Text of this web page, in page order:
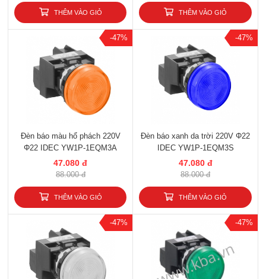
THÊM VÀO GIỎ THÊM VÀO GIỎ
-47%
Đèn báo màu hổ phách 220V
Φ22 IDEC YW1P-1EQM3A
47.080 đ
88.000 đ
THÊM VÀO GIỎ
-47%
Đèn báo xanh da trời 220V Φ22
IDEC YW1P-1EQM3S
47.080 đ
88.000 đ
THÊM VÀO GIỎ
-47% -47%